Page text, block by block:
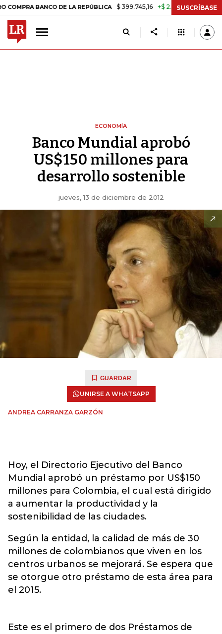
BANCO DE LA REPÚBLICA $ 399.745,16 +$ 2.295,71 +0,58% TASA
SUSCRÍBASE
ECONOMÍA
Banco Mundial aprobó
US$150 millones para
desarrollo sostenible
jueves, 13 de diciembre de 2012
GUARDAR
UNIRSE A WHATSAPP
ANDREA CARRANZA GARZÓN
Hoy, el Directorio Ejecutivo del Banco
Mundial aprobó un préstamo por US$150
millones para Colombia, el cual está dirigido
a aumentar la productividad y la
sostenibilidad de las ciudades.
Según la entidad, la calidad de más de 30
millones de colombianos que viven en los
centros urbanos se mejorará. Se espera que
se otorgue otro préstamo de esta área para
el 2015.
Este es el primero de dos Préstamos de